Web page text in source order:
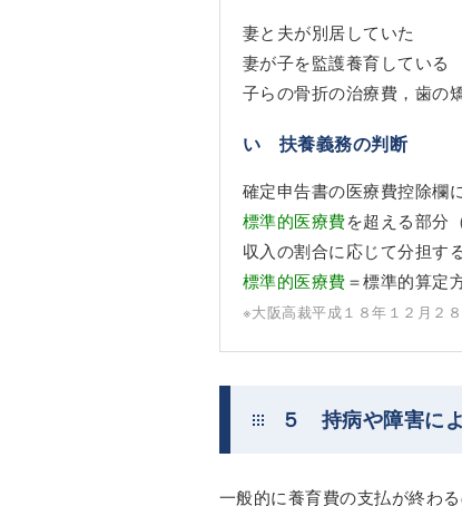
妻と夫が別居していた
妻が子を監護養育している
子らの骨折の治療費，歯の
い 扶養義務の判断
確定申告書の医療費控除欄
標準的医療費を超える部分
収入の割合に応じて分担す
標準的医療費＝標準的算定
※大阪高裁平成１８年１２月２
５ 持病や障害に
一般的に養育費の支払が終わ